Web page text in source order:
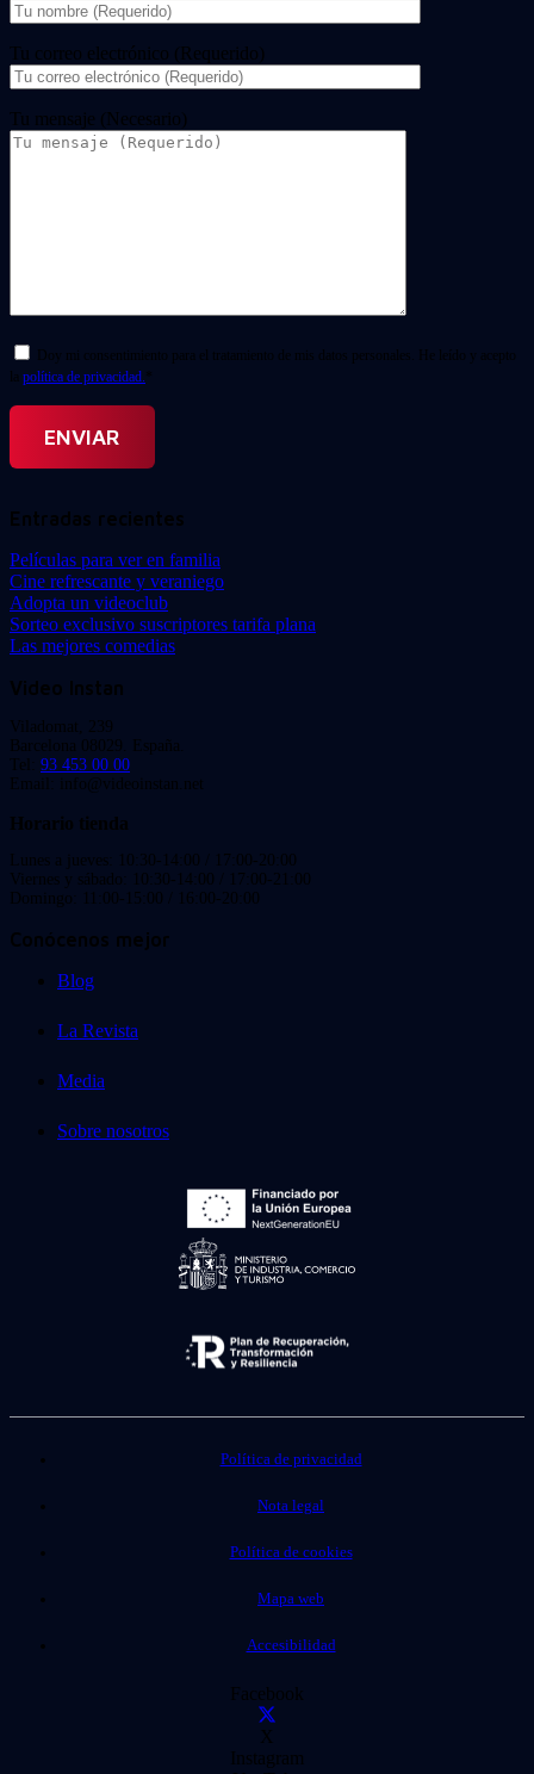
Tu correo electrónico (Requerido)
Tu mensaje (Necesario)
Doy mi consentimiento para el tratamiento de mis datos personales. He leído y acepto
la política de privacidad. *
Entradas recientes
Películas para ver en familia
Cine refrescante y veraniego
Adopta un videoclub
Sorteo exclusivo suscriptores tarifa plana
Las mejores comedias
Video Instan
Viladomat, 239
Barcelona 08029. España.
Tel: 93 453 00 00
Email: info@videoinstan.net
Horario tienda
Lunes a jueves: 10:30-14:00 / 17:00-20:00
Viernes y sábado: 10:30-14:00 / 17:00-21:00
Domingo: 11:00-15:00 / 16:00-20:00
Conócenos mejor
Blog
La Revista
Media
Sobre nosotros
Política de privacidad
Nota legal
Política de cookies
Mapa web
Accesibilidad
Facebook
X
Instagram